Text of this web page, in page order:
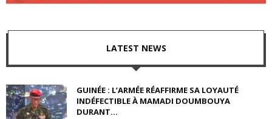
LATEST NEWS
GUINÉE : L’ARMÉE RÉAFFIRME SA LOYAUTÉ
INDÉFECTIBLE À MAMADI DOUMBOUYA
DURANT...